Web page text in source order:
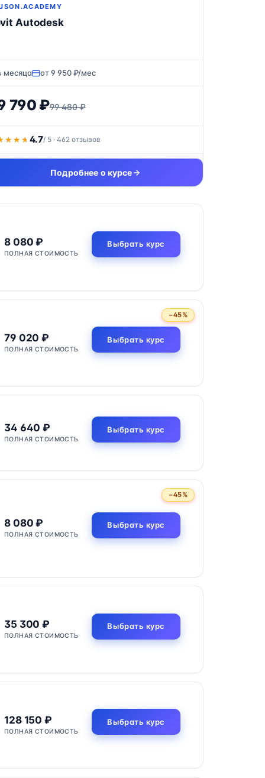
Autodesk
месяца от 9 950 ₽/мес
790 ₽99 480 ₽
4.7/ 5 · 462 отзывов
Подробнее о курсе
8 080 ₽
ПОЛНАЯ СТОИМОСТЬ
Выбрать курс
−45%
79 020 ₽
ПОЛНАЯ СТОИМОСТЬ
Выбрать курс
34 640 ₽
ПОЛНАЯ СТОИМОСТЬ
Выбрать курс
−45%
8 080 ₽
ПОЛНАЯ СТОИМОСТЬ
Выбрать курс
35 300 ₽
ПОЛНАЯ СТОИМОСТЬ
Выбрать курс
128 150 ₽
ПОЛНАЯ СТОИМОСТЬ
Выбрать курс